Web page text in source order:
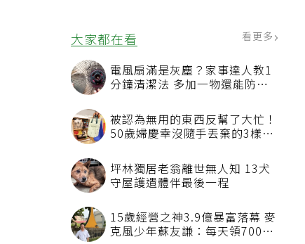
大家都在看 看更多
電風扇滿是灰塵？家事達人教1
分鐘清潔法 多加一物還能防髒
被認為無用的東西反幫了大忙！
50歲婦慶幸沒隨手丟棄的3樣物
坪林獨居老翁離世無人知 13犬
守屋護遺體伴最後一程
15歲經營之神3.9億暴富落幕 麥
克風少年蘇友謙：每天領700元